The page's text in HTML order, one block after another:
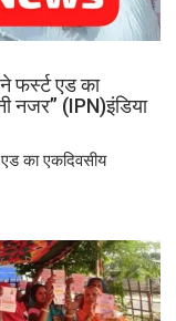
फर्स्ट एड का
नजर” (IPN)इंडिया
का एकदिवसीय